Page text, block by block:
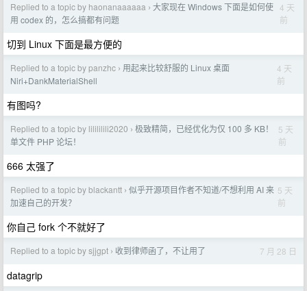
Replied to a topic by haonanaaaaaa › 大家现在 Windows 下面是如何使
用 codex 的，怎么搞都有问题
4 天
前
切到 Linux 下面是最方便的
Replied to a topic by panzhc › 用起来比较舒服的 Linux 桌面
Niri+DankMaterialShell
4 天
前
有图吗?
Replied to a topic by lilililili2020 › 极致精简，已经优化为仅 100 多 KB！
单文件 PHP 论坛！
5 天
前
666 太强了
Replied to a topic by blackantt › 似乎开源项目作者不知道/不想利用 AI 来
加速自己的开发？
5 天
前
你自己 fork 个不就好了
Replied to a topic by sjjgpt › 收到律师函了，不让用了 7 月 28 日
datagrip